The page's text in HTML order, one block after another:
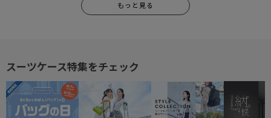
もっと見る
スーツケース特集をチェック